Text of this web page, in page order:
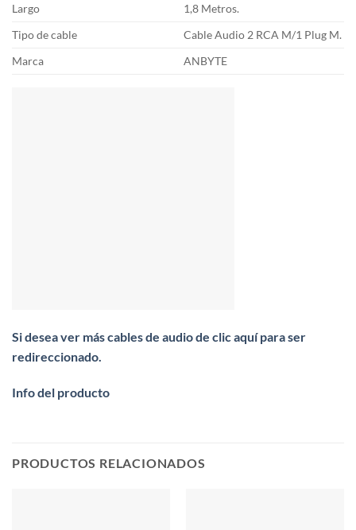
Largo
1,8 Metros.
Tipo de cable
Cable Audio 2 RCA M/1 Plug M.
Marca
ANBYTE
Si desea ver más cables de audio de clic aquí para ser
redireccionado.
Info del producto
PRODUCTOS RELACIONADOS